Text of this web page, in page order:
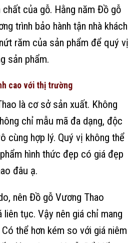
của gỗ. Hằng năm Đồ gỗ
trình bảo hành tận nhà khách
răm của sản phẩm để quý vị
sản phẩm.
cao với thị trường
là cơ sở sản xuất. Không
chỉ mẫu mã đa dạng, độc
cùng hợp lý. Quý vị không thể
hình thức đẹp có giá đẹp
đâu ạ.
nên Đồ gỗ Vương Thao
liên tục. Vậy nên giá chỉ mang
thể hơn kém so với giá niêm